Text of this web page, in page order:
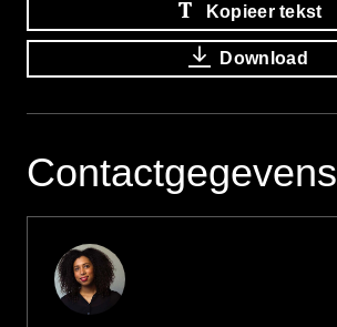
Kopieer tekst
Download
Contactgegevens